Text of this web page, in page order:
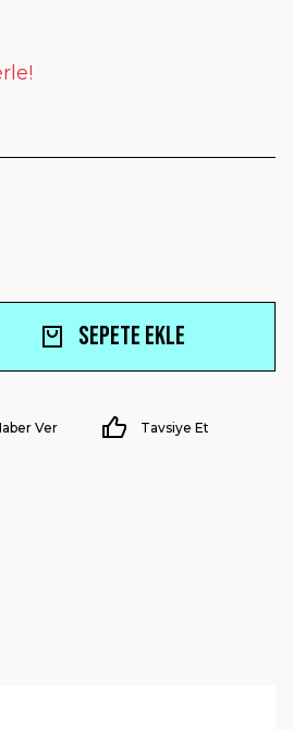
Sepete Ekle
Ver Tavsiye Et